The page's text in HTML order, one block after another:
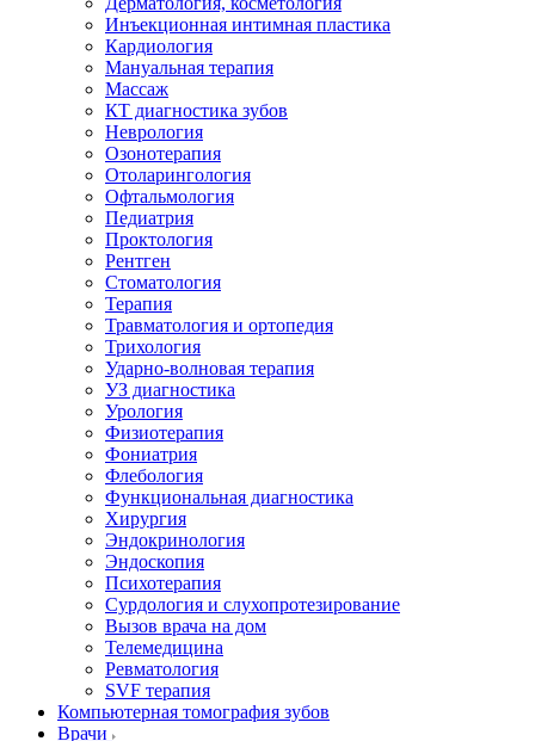
Инъекционная интимная пластика
Кардиология
Мануальная терапия
Массаж
КТ диагностика зубов
Неврология
Озонотерапия
Отоларингология
Офтальмология
Педиатрия
Проктология
Рентген
Стоматология
Терапия
Травматология и ортопедия
Трихология
Ударно-волновая терапия
УЗ диагностика
Урология
Физиотерапия
Фониатрия
Флебология
Функциональная диагностика
Хирургия
Эндокринология
Эндоскопия
Психотерапия
Сурдология и слухопротезирование
Вызов врача на дом
Телемедицина
Ревматология
SVF терапия
Компьютерная томография зубов
Врачи